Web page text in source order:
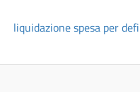
liquidazione spesa per